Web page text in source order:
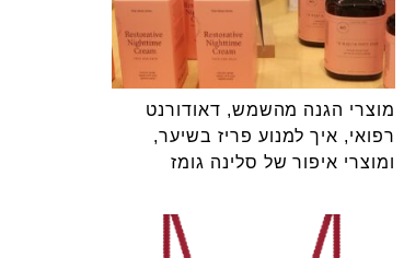
מוצרי הגנה מהשמש, דאודורנט
רפואי, איך למנוע פריז בשיער,
ומוצרי איפור של סלינה גומז